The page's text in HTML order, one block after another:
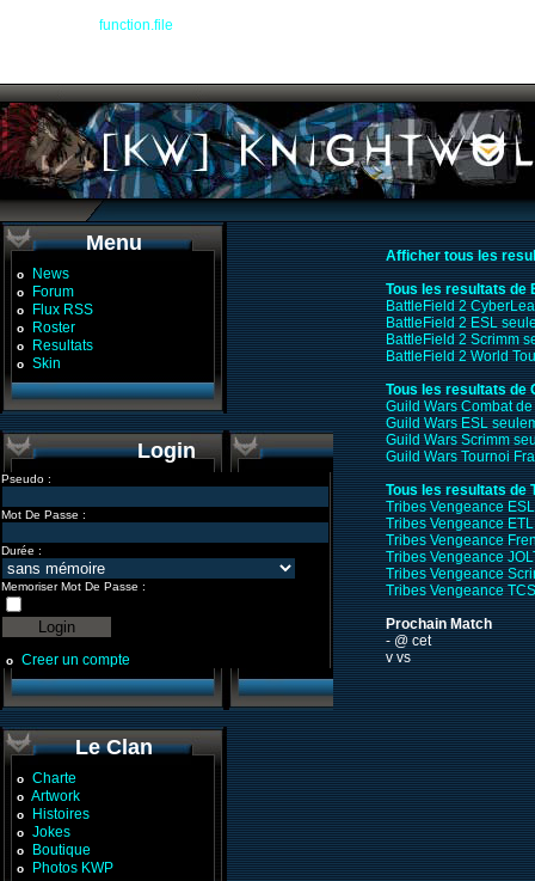
function.file
Menu
o News
o Forum
o Flux RSS
o Roster
o Resultats
o Skin
Login
Pseudo :
Mot De Passe :
Durée :
Memoriser Mot De Passe :
o Creer un compte
Le Clan
o Charte
o Artwork
o Histoires
o Jokes
o Boutique
o Photos KWP
Afficher tous les
Tous les resultats de
BattleField 2
BattleField 2 ESL
BattleField 2 Scrimm
BattleField 2 World
Tous les resultats de
Guild Wars Combat
Guild Wars ESL
Guild Wars Scrimm
Guild Wars Tournoi
Tous les resultats de
Tribes Vengeance
Tribes Vengeance
Tribes Vengeance
Tribes Vengeance
Tribes Vengeance
Tribes Vengeance
Prochain Match
- @ cet
v vs